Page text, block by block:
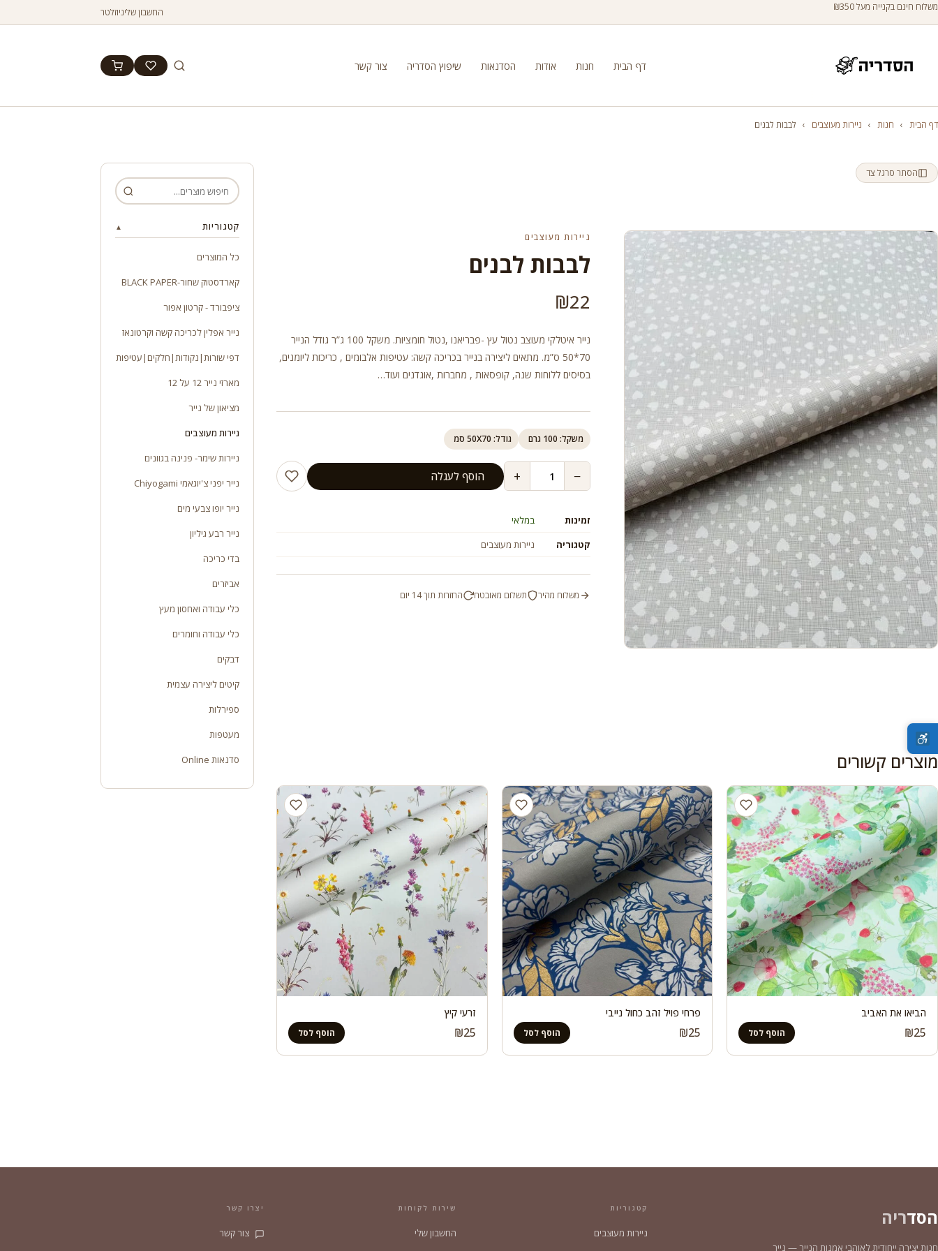
משלוח חינם בקנייה מעל ₪350 החשבון שליניוזלטר
דף הבית חנות אודות הסדנאות שיפוץ הסדריה צור קשר
דף הבית › חנות › ניירות מעוצבים › לבבות לבנים
הסתר סרגל צד
ניירות מעוצבים
לבבות לבנים
₪22
נייר איטלקי מעוצב נטול עץ -פבריאנו ,נטול חומציות. משקל 100 ג”ר גודל הנייר
70*50 ס”מ. מתאים ליצירה בנייר בכריכה קשה: עטיפות אלבומים , כריכות ליומנים,
בסיסים ללוחות שנה, קופסאות , מחברות ,אוגדנים ועוד…
משקל: 100 גרם גודל: 50X70 סמ
−
+ הוסף לעגלה
זמינות
במלאי
קטגוריה
ניירות מעוצבים
משלוח מהיר תשלום מאובטח החזרות תוך 14 יום
מוצרים קשורים
הביאו את האביב
₪25 הוסף לסל
פרחי פויל זהב כחול נייבי
₪25 הוסף לסל
זרעי קיץ
₪25 הוסף לסל
קטגוריות ▲
כל המוצרים
קארדסטוק שחור-BLACK PAPER
ציפבורד - קרטון אפור
נייר אפלין לכריכה קשה וקרטונאז
דפי שורות|נקודות|חלקים|עטיפות
מארזי נייר 12 על 12
מציאון של נייר
ניירות מעוצבים
ניירות שימר- פנינה בגוונים
נייר יפני צ'יוגאמי Chiyogami
נייר יופו צבעי מים
נייר רבע גיליון
בדי כריכה
אביזרים
כלי עבודה ואחסון מעץ
כלי עבודה וחומרים
דבקים
קיטים ליצירה עצמית
ספירלות
מעטפות
סדנאות Online
הסדריה
חנות יצירה ייחודית לאוהבי אמנות הנייר — נייר
קטגוריות
ניירות מעוצבים
שירות לקוחות
החשבון שלי
יצרו קשר
צור קשר